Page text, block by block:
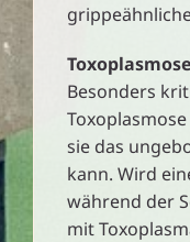
Besonders
sie das
kann. Wird
während der
mit